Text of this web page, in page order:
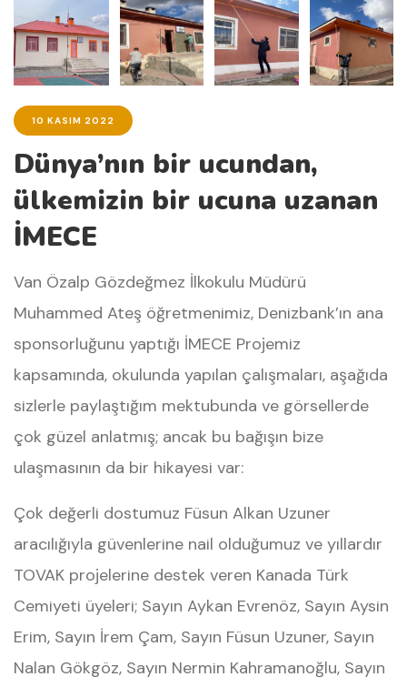
10 KASIM 2022
Dünya’nın bir ucundan,
ülkemizin bir ucuna uzanan
İMECE
Van Özalp Gözdeğmez İlkokulu Müdürü
Muhammed Ateş öğretmenimiz, Denizbank’ın ana
sponsorluğunu yaptığı İMECE Projemiz
kapsamında, okulunda yapılan çalışmaları, aşağıda
sizlerle paylaştığım mektubunda ve görsellerde
çok güzel anlatmış; ancak bu bağışın bize
ulaşmasının da bir hikayesi var:
Çok değerli dostumuz Füsun Alkan Uzuner
aracılığıyla güvenlerine nail olduğumuz ve yıllardır
TOVAK projelerine destek veren Kanada Türk
Cemiyeti üyeleri; Sayın Aykan Evrenöz, Sayın Aysin
Erim, Sayın İrem Çam, Sayın Füsun Uzuner, Sayın
Nalan Gökgöz, Sayın Nermin Kahramanoğlu, Sayın